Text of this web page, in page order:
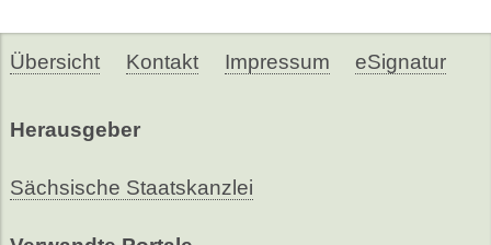
Übersicht Kontakt Impressum eSignatur
Herausgeber
Sächsische Staatskanzlei